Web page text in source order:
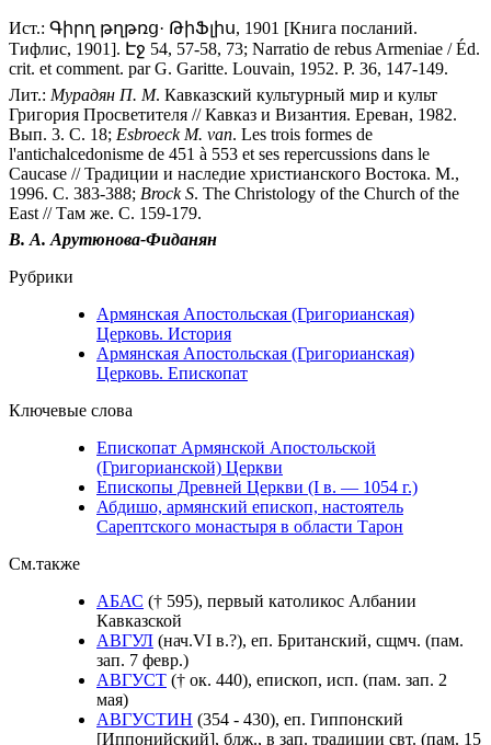
Ист.: Գիրղ թղթռց· ԹիՖլիս, 1901 [Книга посланий.
Тифлис, 1901]. Էջ 54, 57-58, 73; Narratio de rebus Armeniae / Éd.
crit. et comment. par G. Garitte. Louvain, 1952. P. 36, 147-149.
Лит.: Мурадян П. М. Кавказский культурный мир и культ
Григория Просветителя // Кавказ и Византия. Ереван, 1982.
Вып. 3. С. 18; Esbroeck M. van. Les trois formes de
l'antichalcedonisme de 451 à 553 et ses repercussions dans le
Caucase // Традиции и наследие христианского Востока. М.,
1996. С. 383-388; Brock S. The Christology of the Church of the
East // Там же. С. 159-179.
В. А. Арутюнова-Фиданян
Рубрики
Армянская Апостольская (Григорианская)
Церковь. История
Армянская Апостольская (Григорианская)
Церковь. Епископат
Ключевые слова
Епископат Армянской Апостольской
(Григорианской) Церкви
Епископы Древней Церкви (I в. — 1054 г.)
Абдишо, армянский епископ, настоятель
Сарептского монастыря в области Тарон
См.также
АБАС († 595), первый католикос Албании
Кавказской
АВГУЛ (нач.VI в.?), еп. Британский, сщмч. (пам.
зап. 7 февр.)
АВГУСТ († ок. 440), епископ, исп. (пам. зап. 2
мая)
АВГУСТИН (354 - 430), еп. Гиппонский
[Иппонийский], блж., в зап. традиции свт. (пам. 15